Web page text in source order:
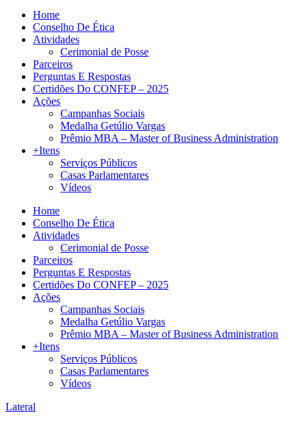
Home
Conselho De Ética
Atividades
Cerimonial de Posse
Parceiros
Perguntas E Respostas
Certidões Do CONFEP – 2025
Ações
Campanhas Sociais
Medalha Getúlio Vargas
Prêmio MBA – Master of Business Administration
+Itens
Serviços Públicos
Casas Parlamentares
Vídeos
Home
Conselho De Ética
Atividades
Cerimonial de Posse
Parceiros
Perguntas E Respostas
Certidões Do CONFEP – 2025
Ações
Campanhas Sociais
Medalha Getúlio Vargas
Prêmio MBA – Master of Business Administration
+Itens
Serviços Públicos
Casas Parlamentares
Vídeos
Lateral